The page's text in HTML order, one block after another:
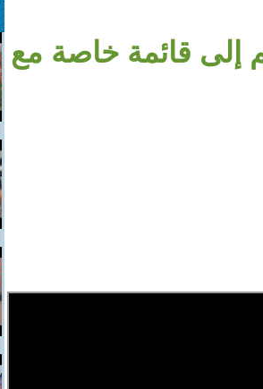
إلى قائمة خاصة مع